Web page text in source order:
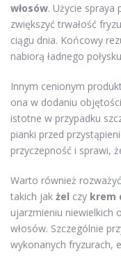
włosów. Użycie spraya
zwiększyć trwałość
ciągu dnia. Końcowy
nabiorą ładnego
Innym cenionym
ona w dodaniu
istotne w przypadku
pianki przed
przyczepność i sprawi,
Warto również
takich jak żel czy krem
ujarzmieniu niewielkich
włosów. Szczególnie
wykonanych fryzurach,